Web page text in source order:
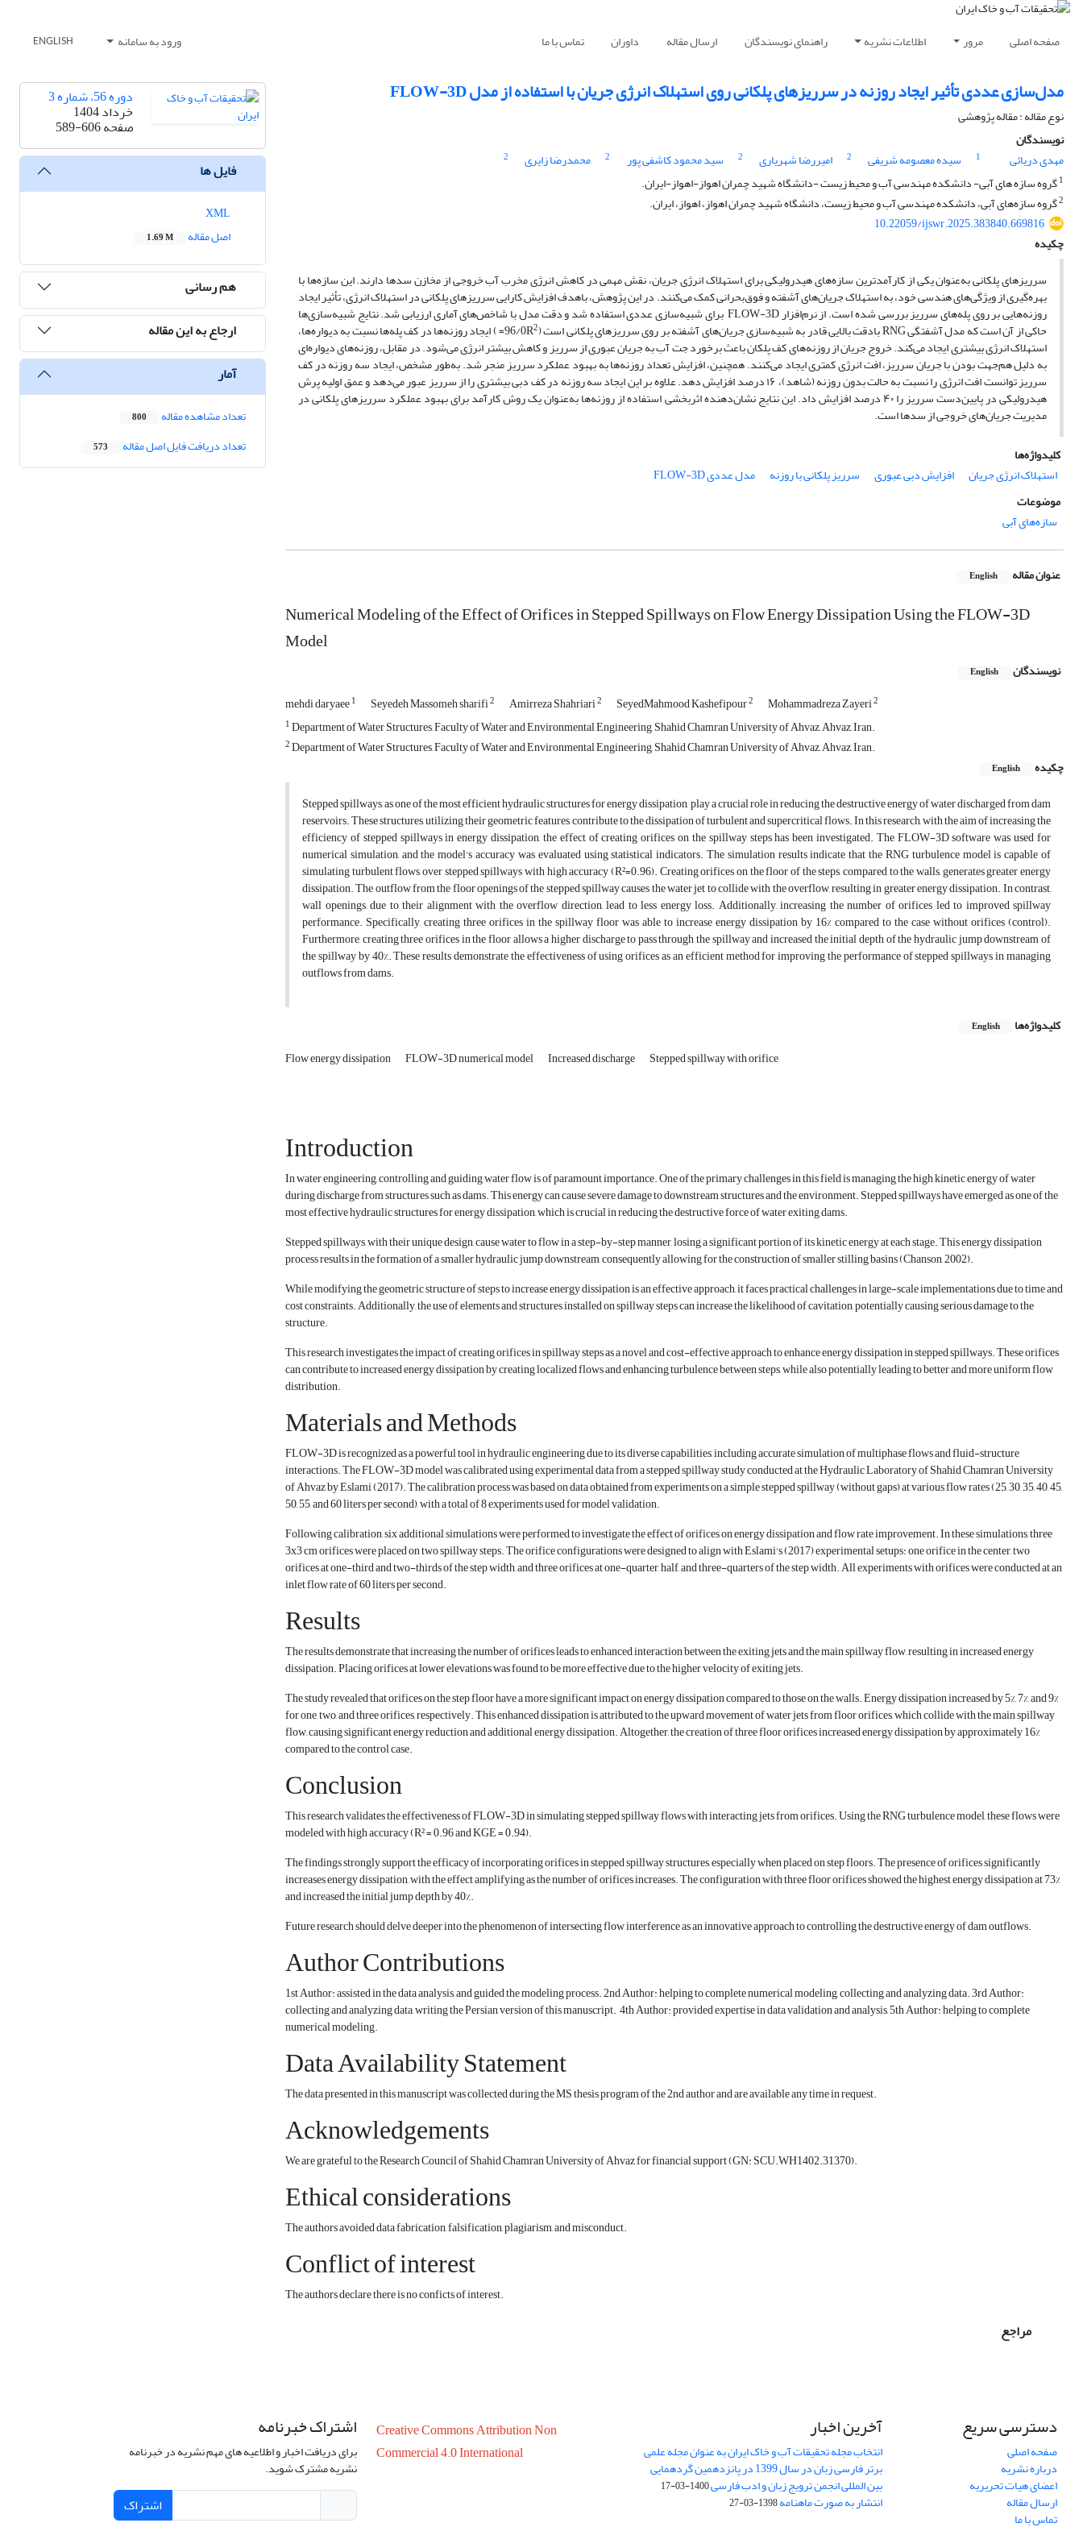
صفحه اصلی مرور اطلاعات نشریه راهنمای نویسندگان ارسال مقاله داوران تماس با ما ورود به سامانه ENGLISH
مدل‌سازی عددی تأثیر ایجاد روزنه در سرریزهای پلکانی روی استهلاک انرژی جریان با استفاده از مدل FLOW-3D
نوع مقاله : مقاله پژوهشی
نویسندگان
مهدی دریائی
1 سیده معصومه شریفی 2 امیررضا شهریاری 2 سید محمود کاشفی پور 2 محمدرضا زایری
2
1گروه سازه های آبی- دانشکده مهندسی آب و محیط زیست -دانشگاه شهید چمران اهواز-اهواز-ایران.
2گروه سازه‌های آبی، دانشکده مهندسی آب و محیط زیست، دانشگاه شهید چمران اهواز، اهواز، ایران.
10.22059/ijswr.2025.383840.669816
چکیده
سرریزهای پلکانی به‌عنوان یکی از کارآمدترین سازه‌های هیدرولیکی برای استهلاک انرژی جریان، نقش مهمی در کاهش انرژی مخرب آب خروجی از مخازن سدها دارند. این سازه‌ها با
بهره‌گیری از ویژگی‌های هندسی خود، به استهلاک جریان‌های آشفته و فوق‌بحرانی کمک می‌کنند. در این پژوهش، باهدف افزایش کارایی سرریزهای پلکانی در استهلاک انرژی، تأثیر ایجاد
روزنه‌هایی بر روی پله‌های سرریز بررسی شده است. از نرم‌افزار FLOW-3D برای شبیه‌سازی عددی استفاده شد و دقت مدل با شاخص‌های آماری ارزیابی شد. نتایج شبیه‌سازی‌ها
حاکی از آن است که مدل آشفتگی RNG بادقت بالایی قادر به شبیه‌سازی جریان‌های آشفته بر روی سرریزهای پلکانی است (96/0R 2 = ) ایجاد روزنه‌ها در کف پله‌ها نسبت به دیواره‌ها،
استهلاک انرژی بیشتری ایجاد می‌کند. خروج جریان از روزنه‌های کف پلکان باعث برخورد جت آب به جریان عبوری از سرریز و کاهش بیشتر انرژی می‌شود. در مقابل، روزنه‌های دیواره‌ای
به دلیل هم‌جهت بودن با جریان سرریز، افت انرژی کمتری ایجاد می‌کنند. همچنین، افزایش تعداد روزنه‌ها به بهبود عملکرد سرریز منجر شد. به‌طور مشخص، ایجاد سه روزنه در کف
سرریز توانست افت انرژی را نسبت به حالت بدون روزنه (شاهد)، ۱۶ درصد افزایش دهد. علاوه بر این ایجاد سه روزنه در کف دبی بیشتری را از سرریز عبور می‌دهد و عمق اولیه پرش
هیدرولیکی در پایین‌دست سرریز را ۴۰ درصد افزایش داد. این نتایج نشان‌دهنده اثربخشی استفاده از روزنه‌ها به‌عنوان یک روش کارآمد برای بهبود عملکرد سرریزهای پلکانی در
مدیریت جریان‌های خروجی از سدها است.
کلیدواژه‌ها
استهلاک انرژی جریان
افزایش دبی عبوری سرریز پلکانی با روزنه
مدل عددی FLOW-3D
موضوعات
سازه‌های آبی
عنوان مقاله English
Numerical Modeling of the Effect of Orifices in Stepped Spillways on Flow Energy Dissipation Using the FLOW-3D
Model
نویسندگان English
mehdi daryaee1 Seyedeh Massomeh sharifi2 Amirreza Shahriari2 SeyedMahmood Kashefipour2 Mohammadreza Zayeri2
1Department of Water Structures, Faculty of Water and Environmental Engineering, Shahid Chamran University of Ahvaz, Ahvaz, Iran.
2Department of Water Structures, Faculty of Water and Environmental Engineering, Shahid Chamran University of Ahvaz, Ahvaz, Iran.
چکیده
English
Stepped spillways, as one of the most efficient hydraulic structures for energy dissipation, play a crucial role in reducing the destructive energy of water discharged from dam
reservoirs. These structures, utilizing their geometric features, contribute to the dissipation of turbulent and supercritical flows. In this research, with the aim of increasing the
efficiency of stepped spillways in energy dissipation, the effect of creating orifices on the spillway steps has been investigated. The FLOW-3D software was used for
numerical simulation, and the model's accuracy was evaluated using statistical indicators. The simulation results indicate that the RNG turbulence model is capable of
simulating turbulent flows over stepped spillways with high accuracy (R²=0.96). Creating orifices on the floor of the steps, compared to the walls, generates greater energy
dissipation. The outflow from the floor openings of the stepped spillway causes the water jet to collide with the overflow, resulting in greater energy dissipation. In contrast,
wall openings, due to their alignment with the overflow direction, lead to less energy loss. Additionally, increasing the number of orifices led to improved spillway
performance. Specifically, creating three orifices in the spillway floor was able to increase energy dissipation by 16% compared to the case without orifices (control).
Furthermore, creating three orifices in the floor allows a higher discharge to pass through the spillway and increased the initial depth of the hydraulic jump downstream of
the spillway by 40%. These results demonstrate the effectiveness of using orifices as an efficient method for improving the performance of stepped spillways in managing
outflows from dams.
کلیدواژه‌ها English
Flow energy dissipation FLOW-3D numerical model Increased discharge Stepped spillway with orifice
Introduction
In water engineering, controlling and guiding water flow is of paramount importance. One of the primary challenges in this field is managing the high kinetic energy of water
during discharge from structures such as dams. This energy can cause severe damage to downstream structures and the environment. Stepped spillways have emerged as one of the
most effective hydraulic structures for energy dissipation, which is crucial in reducing the destructive force of water exiting dams.
Stepped spillways, with their unique design, cause water to flow in a step-by-step manner, losing a significant portion of its kinetic energy at each stage. This energy dissipation
process results in the formation of a smaller hydraulic jump downstream, consequently allowing for the construction of smaller stilling basins (Chanson, 2002).
While modifying the geometric structure of steps to increase energy dissipation is an effective approach, it faces practical challenges in large-scale implementations due to time and
cost constraints. Additionally, the use of elements and structures installed on spillway steps can increase the likelihood of cavitation, potentially causing serious damage to the
structure.
This research investigates the impact of creating orifices in spillway steps as a novel and cost-effective approach to enhance energy dissipation in stepped spillways. These orifices
can contribute to increased energy dissipation by creating localized flows and enhancing turbulence between steps, while also potentially leading to better and more uniform flow
distribution.
Materials and Methods
FLOW-3D is recognized as a powerful tool in hydraulic engineering due to its diverse capabilities, including accurate simulation of multiphase flows and fluid-structure
interactions. The FLOW-3D model was calibrated using experimental data from a stepped spillway study conducted at the Hydraulic Laboratory of Shahid Chamran University
of Ahvaz by Eslami (2017). The calibration process was based on data obtained from experiments on a simple stepped spillway (without gaps) at various flow rates (25, 30, 35, 40, 45,
50, 55, and 60 liters per second), with a total of 8 experiments used for model validation.
Following calibration, six additional simulations were performed to investigate the effect of orifices on energy dissipation and flow rate improvement. In these simulations, three
3x3 cm orifices were placed on two spillway steps. The orifice configurations were designed to align with Eslami's (2017) experimental setups: one orifice in the center, two
orifices at one-third and two-thirds of the step width, and three orifices at one-quarter, half, and three-quarters of the step width. All experiments with orifices were conducted at an
inlet flow rate of 60 liters per second.
Results
The results demonstrate that increasing the number of orifices leads to enhanced interaction between the exiting jets and the main spillway flow, resulting in increased energy
dissipation. Placing orifices at lower elevations was found to be more effective due to the higher velocity of exiting jets.
The study revealed that orifices on the step floor have a more significant impact on energy dissipation compared to those on the walls. Energy dissipation increased by 5%, 7%, and 9%
for one, two, and three orifices, respectively. This enhanced dissipation is attributed to the upward movement of water jets from floor orifices, which collide with the main spillway
flow, causing significant energy reduction and additional energy dissipation. Altogether, the creation of three floor orifices increased energy dissipation by approximately 16%
compared to the control case.
Conclusion
This research validates the effectiveness of FLOW-3D in simulating stepped spillway flows with interacting jets from orifices. Using the RNG turbulence model, these flows were
modeled with high accuracy (R² = 0.96 and KGE = 0.94).
The findings strongly support the efficacy of incorporating orifices in stepped spillway structures, especially when placed on step floors. The presence of orifices significantly
increases energy dissipation, with the effect amplifying as the number of orifices increases. The configuration with three floor orifices showed the highest energy dissipation at 73%
and increased the initial jump depth by 40%.
Future research should delve deeper into the phenomenon of intersecting flow interference as an innovative approach to controlling the destructive energy of dam outflows.
Author Contributions
1st Author: assisted in the data analysis, and guided the modeling process. 2nd Author: helping to complete numerical modeling, collecting and analyzing data. 3rd Author:
collecting and analyzing data, writing the Persian version of this manuscript. 4th Author: provided expertise in data validation and analysis, 5th Author: helping to complete
numerical modeling.
Data Availability Statement
The data presented in this manuscript was collected during the MS thesis program of the 2nd author and are available any time in request.
Acknowledgements
We are grateful to the Research Council of Shahid Chamran University of Ahvaz for financial support (GN: SCU.WH1402.31370).
Ethical considerations
The authors avoided data fabrication, falsification, plagiarism, and misconduct.
Conflict of interest
The authors declare there is no conficts of interest.
مراجع
دوره 56، شماره 3
خرداد 1404
صفحه589-606
فایل ها
اصل مقاله
1.69 M
هم رسانی
ارجاع به این مقاله
آمار
تعداد مشاهده مقاله 800
تعداد دریافت فایل اصل مقاله 573
دسترسی سریع
صفحه اصلی
درباره نشریه
اعضای هیات تحریریه
ارسال مقاله
تماس با ما
آخرین اخبار
انتخاب مجله تحقیقات آب و خاک ایران به عنوان مجله علمی
برتر فارسی زبان در سال 1399 در پانزدهمین گردهمایی
بین المللی انجمن ترویج زبان و ادب فارسی1400-03-17
انتشار به صورت ماهنامه1398-03-27
Creative Commons Attribution Non
Commercial 4.0 International
اشتراک خبرنامه
برای دریافت اخبار و اطلاعیه های مهم نشریه در خبرنامه
نشریه مشترک شوید.
اشتراک